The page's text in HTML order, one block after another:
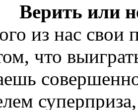
Верить или
из нас свои
что